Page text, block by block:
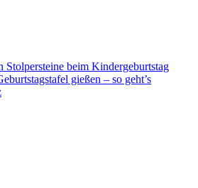
Stolpersteine beim Kindergeburtstag
gießen – so geht’s